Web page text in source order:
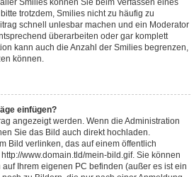
Smilies können Sie beim Verfassen eines
trotzdem, Smilies nicht zu häufig zu
schnell unlesbar machen und ein Moderator
überarbeiten oder gar komplett
kann auch die Anzahl der Smilies begrenzen,
können.
einfügen?
angezeigt werden. Wenn die Administration
Sie das Bild auch direkt hochladen.
Bild verlinken, das auf einem öffentlich
www.domain.tld/mein-bild.gif. Sie können
Ihrem eigenen PC befinden (außer es ist ein